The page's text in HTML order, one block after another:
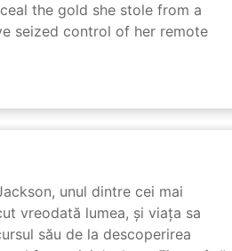
the gold she stole from a
seized control of her remote
unul dintre cei mai
vreodată lumea, și viața sa
său de la descoperirea